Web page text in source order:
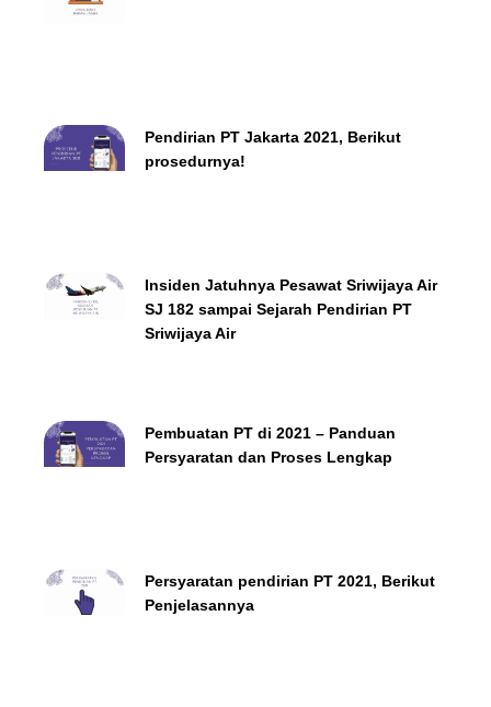
Pendirian PT Jakarta 2021, Berikut
prosedurnya!
Insiden Jatuhnya Pesawat Sriwijaya Air
SJ 182 sampai Sejarah Pendirian PT
Sriwijaya Air
Pembuatan PT di 2021 – Panduan
Persyaratan dan Proses Lengkap
Persyaratan pendirian PT 2021, Berikut
Penjelasannya